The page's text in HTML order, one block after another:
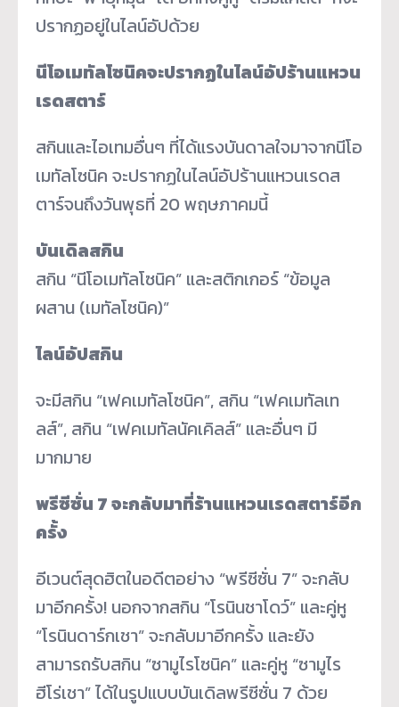
ปรากฏอยู่ในไลน์อัปด้วย
นีโอเมทัลโซนิคจะปรากฏในไลน์อัปร้านแหวน
เรดสตาร์
สกินและไอเทมอื่นๆ ที่ได้แรงบันดาลใจมาจากนีโอ
เมทัลโซนิค จะปรากฏในไลน์อัปร้านแหวนเรดส
ตาร์จนถึงวันพุธที่ 20 พฤษภาคมนี้
บันเดิลสกิน
สกิน “นีโอเมทัลโซนิค” และสติกเกอร์ “ข้อมูล
ผสาน (เมทัลโซนิค)”
ไลน์อัปสกิน
จะมีสกิน “เฟคเมทัลโซนิค”, สกิน “เฟคเมทัลเท
ลส์”, สกิน “เฟคเมทัลนัคเคิลส์” และอื่นๆ มี
มากมาย
พรีซีซั่น 7 จะกลับมาที่ร้านแหวนเรดสตาร์อีก
ครั้ง
อีเวนต์สุดฮิตในอดีตอย่าง “พรีซีซั่น 7” จะกลับ
มาอีกครั้ง! นอกจากสกิน “โรนินชาโดว์” และคู่หู
“โรนินดาร์กเชา” จะกลับมาอีกครั้ง และยัง
สามารถรับสกิน “ซามูไรโซนิค” และคู่หู “ซามูไร
ฮีโร่เชา” ได้ในรูปแบบบันเดิลพรีซีซั่น 7 ด้วย